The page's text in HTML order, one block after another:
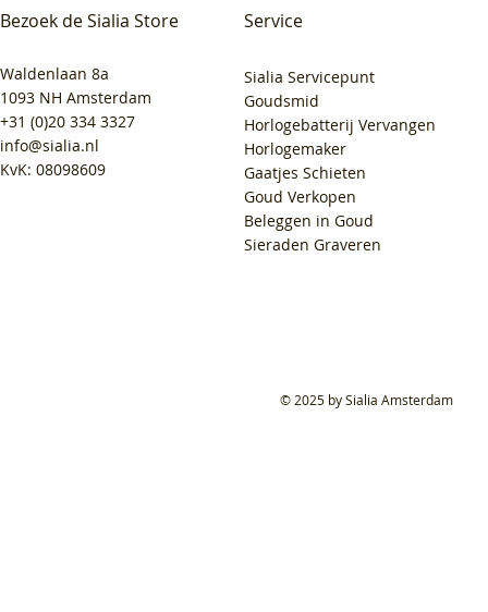
Bezoek de Sialia Store
Waldenlaan 8a
1093 NH Amsterdam
+31 (0)20 334 3327
info@sialia.nl
KvK: 08098609
Service
Sialia Servicepunt
Goudsmid
Horlogebatterij Vervangen
Horlogemaker
Gaatjes Schieten
Goud Verkopen
Beleggen in Goud
Sieraden Graveren
© 2025 by Sialia Amsterdam